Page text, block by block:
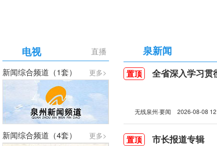
直播
电视
更多>
新闻综合频道（1套）
更多>
新闻综合频道（4套）
泉新闻
置顶 全省深入学习贯彻习
无线泉州·要闻 2026-08-08
置顶 市长报道专辑